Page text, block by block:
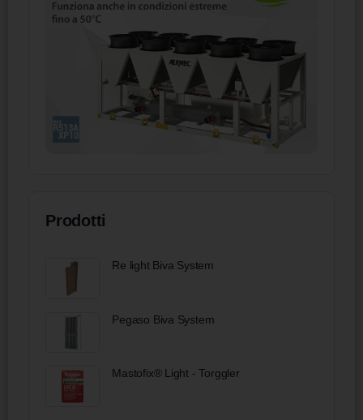
Prodotti
Re light Biva System
Pegaso Biva System
Mastofix® Light - Torggler